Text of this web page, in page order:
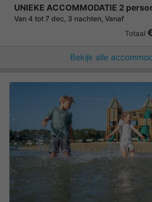
UNIEKE ACCOMMODATIE 2
Van 4 tot 7 dec, 3 nachten, Vanaf
Totaal
Bekijk alle